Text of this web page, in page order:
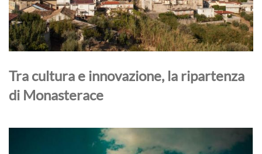
Tra cultura e innovazione, la ripartenza
di Monasterace